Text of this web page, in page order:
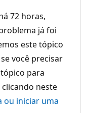
72 horas,
já foi
este tópico
você precisar
para
neste
ou iniciar uma